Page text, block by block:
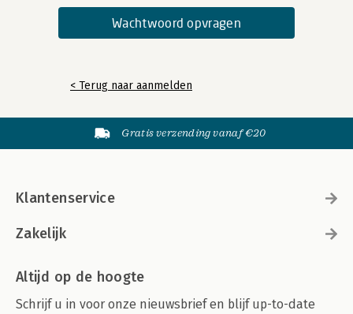
< Terug naar aanmelden
Gratis verzending vanaf €20
Klantenservice
Zakelijk
Altijd op de hoogte
Schrijf u in voor onze nieuwsbrief en blijf up-to-date